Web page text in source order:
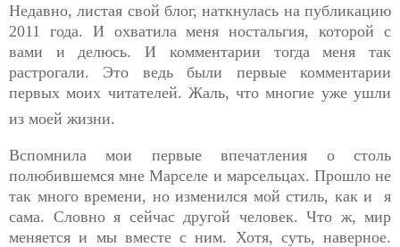
Недавно, листая свой блог, наткнулась на публикацию
2011 года. И охватила меня ностальгия, которой с
вами и делюсь. И комментарии тогда меня так
растрогали. Это ведь были первые комментарии
первых моих читателей. Жаль, что многие уже ушли
из моей жизни.
Вспомнила мои первые впечатления о столь
полюбившемся мне Марселе и марсельцах. Прошло не
так много времени, но изменился мой стиль, как и я
сама. Словно я сейчас другой человек. Что ж, мир
меняется и мы вместе с ним. Хотя, суть, наверное.